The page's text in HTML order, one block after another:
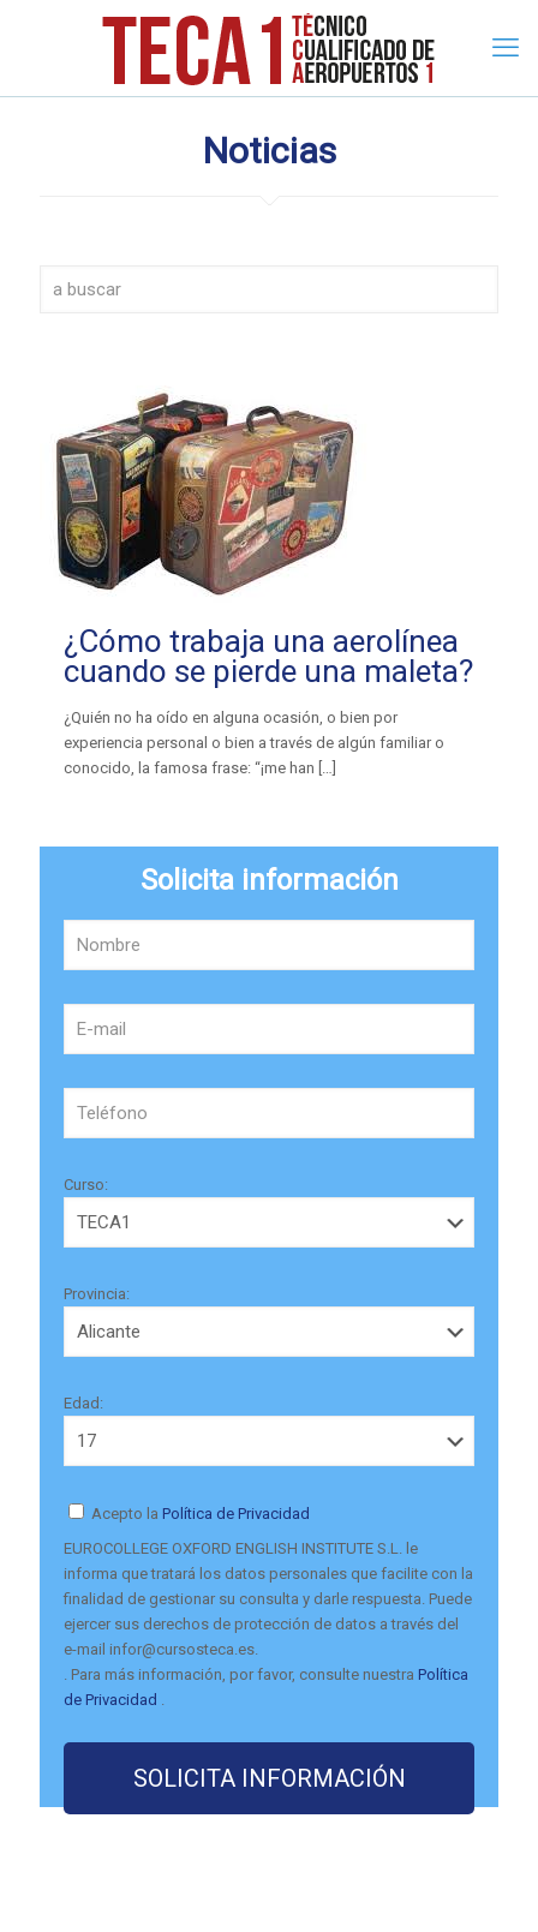
Noticias
¿Cómo trabaja una aerolínea
cuando se pierde una maleta?
¿Quién no ha oído en alguna ocasión, o bien por
experiencia personal o bien a través de algún familiar o
conocido, la famosa frase: “¡me han […]
Solicita información
Curso:
Provincia:
Edad:
Acepto la Política de Privacidad
EUROCOLLEGE OXFORD ENGLISH INSTITUTE S.L. le
informa que tratará los datos personales que facilite con la
finalidad de gestionar su consulta y darle respuesta. Puede
ejercer sus derechos de protección de datos a través del
e-mail infor@cursosteca.es.
. Para más información, por favor, consulte nuestra Política
de Privacidad .